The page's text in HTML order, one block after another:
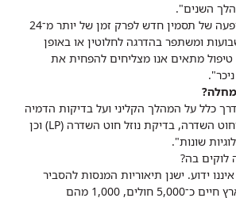
השנים".
התקף אופייני הוא הופעה של תסמין חדש לפרק זמן של יותר מ־24
ומשתפר בהדרגה לחלוטין או באופן
מתאים אנו מצליחים להפחית את
כלל על המהלך הקליני ועל בדיקות הדמיה
מסוג MRI של המוח וחוט השדרה, בדיקת נוזל חוט השדרה (LP) וכן
שונות".
לוקים בה?
ידוע. ישנן תיאוריות המנסות להסביר
כיצד היא מופיעה. בארץ חיים כ־5,000 חולים, 1,000 מהם